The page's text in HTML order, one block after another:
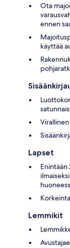
Ota
ennen
käyttää
Lapset
Enintään
Lemmikit